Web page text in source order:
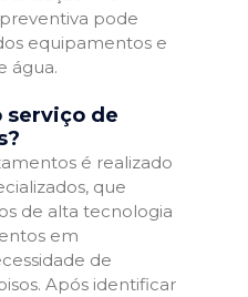
pode
equipamentos e
água.
serviço de
é realizado
que
de alta tecnologia
em
de
Após identificar